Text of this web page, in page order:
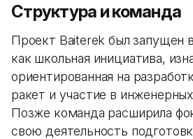
Структура и команда
Проект Baiterek был запущен
как школьная инициатива,
ориентированная на
ракет и участие в
Позже команда расширила
свою деятельность